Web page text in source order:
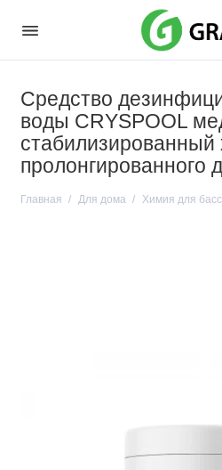
Средство
воды CRYSPOOL
стабилизированный
пролонгированного
Главная Для дома Химия для